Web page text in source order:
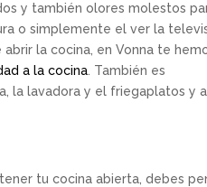
y también olores molestos
o simplemente el ver la
la cocina, en Vonna te
a la cocina . También es
la lavadora y el friegaplatos y
tu cocina abierta, debes